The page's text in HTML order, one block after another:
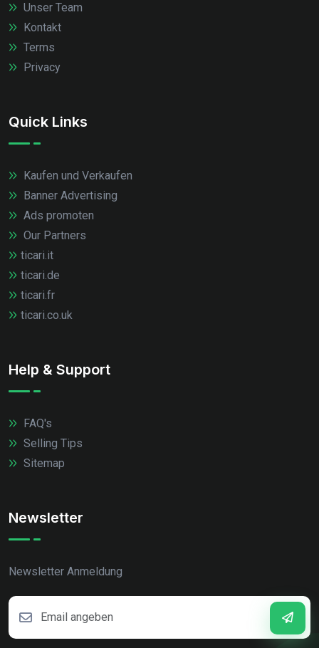
Unser Team
Kontakt
Terms
Privacy
Quick Links
Kaufen und Verkaufen
Banner Advertising
Ads promoten
Our Partners
ticari.it
ticari.de
ticari.fr
ticari.co.uk
Help & Support
FAQ's
Selling Tips
Sitemap
Newsletter
Newsletter Anmeldung